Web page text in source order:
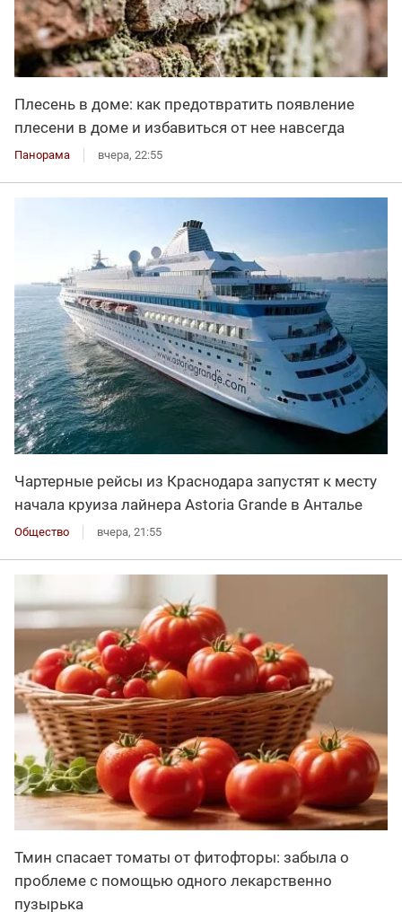
Плесень в доме: как предотвратить появление
плесени в доме и избавиться от нее навсегда
Панорама вчера, 22:55
Чартерные рейсы из Краснодара запустят к месту
начала круиза лайнера Astoria Grande в Анталье
Общество вчера, 21:55
Тмин спасает томаты от фитофторы: забыла о
проблеме с помощью одного лекарственно
пузырька